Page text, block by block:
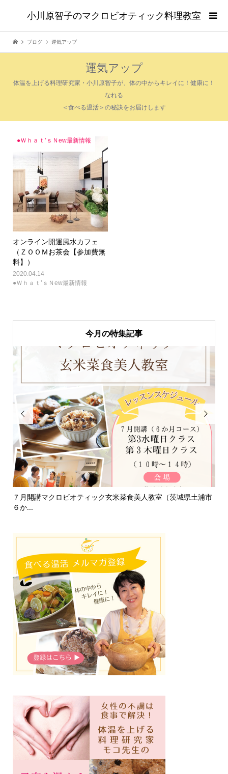
小川原智子のマクロビオティック料理教室
ブログ 運気アップ
運気アップ
体温を上げる料理研究家・小川原智子が、体の中からキレイに！健康に！
なれる
＜食べる温活＞の秘訣をお届けします
●Ｗｈａｔ’ｓＮew最新情報
オンライン開運風水カフェ
（ＺＯＯＭお茶会【参加費無
料】）
2020.04.14
●Ｗｈａｔ’ｓＮew最新情報
今月の特集記事

７月開講マクロビオティック玄米菜食美人教室（茨城県土浦市
６か...
